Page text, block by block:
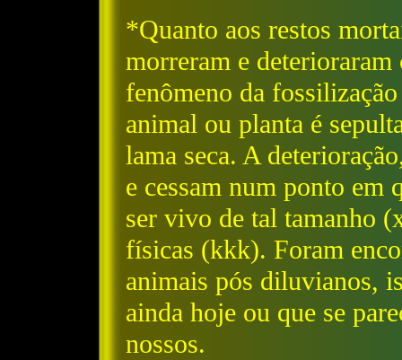
*Quanto aos restos
morreram e
fenômeno da
animal ou planta é
lama seca. A
e cessam num ponto em
ser vivo de tal tamanho
físicas (kkk). Foram
animais pós diluvianos,
ainda hoje ou que se
nossos.